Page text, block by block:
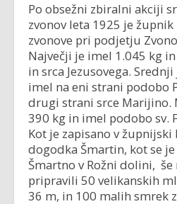
Po obsežni zbiralni akciji
zvonov leta 1925 je
zvonove pri podjetju
Največji je imel 1.045 kg
in srca Jezusovega.
imel na eni strani podobo
drugi strani srce Marijino.
390 kg in imel podobo sv.
Kot je zapisano v
dogodka Šmartin, kot se
Šmartno v Rožni dolini, še
pripravili 50 velikanskih
36 m, in 100 malih smrek